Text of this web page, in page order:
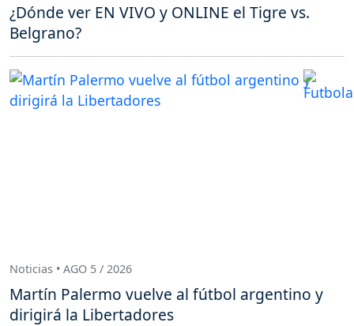
¿Dónde ver EN VIVO y ONLINE el Tigre vs.
Belgrano?
Noticias • AGO 5 / 2026
Martín Palermo vuelve al fútbol argentino y
dirigirá la Libertadores